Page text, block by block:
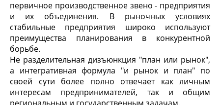
первичное производственное звено - предприятия
и их объединения. В рыночных условиях
стабильные предприятия широко используют
преимущества планирования в конкурентной
борьбе.
Не разделительная дизъюнкция "план или рынок",
а интегративная формула "и рынок и план" по
своей сути более полно отвечает как личным
интересам предпринимателей, так и общим